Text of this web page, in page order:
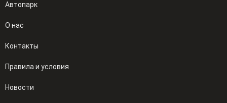
Автопарк
О нас
Контакты
Правила и условия
Новости